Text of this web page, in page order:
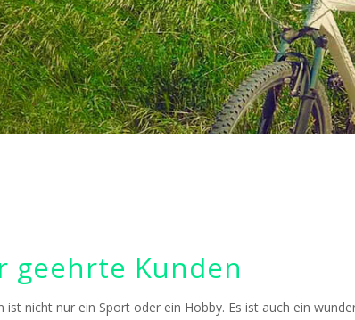
geehrte Kunden
ist nicht nur ein Sport oder ein Hobby. Es ist auch ein